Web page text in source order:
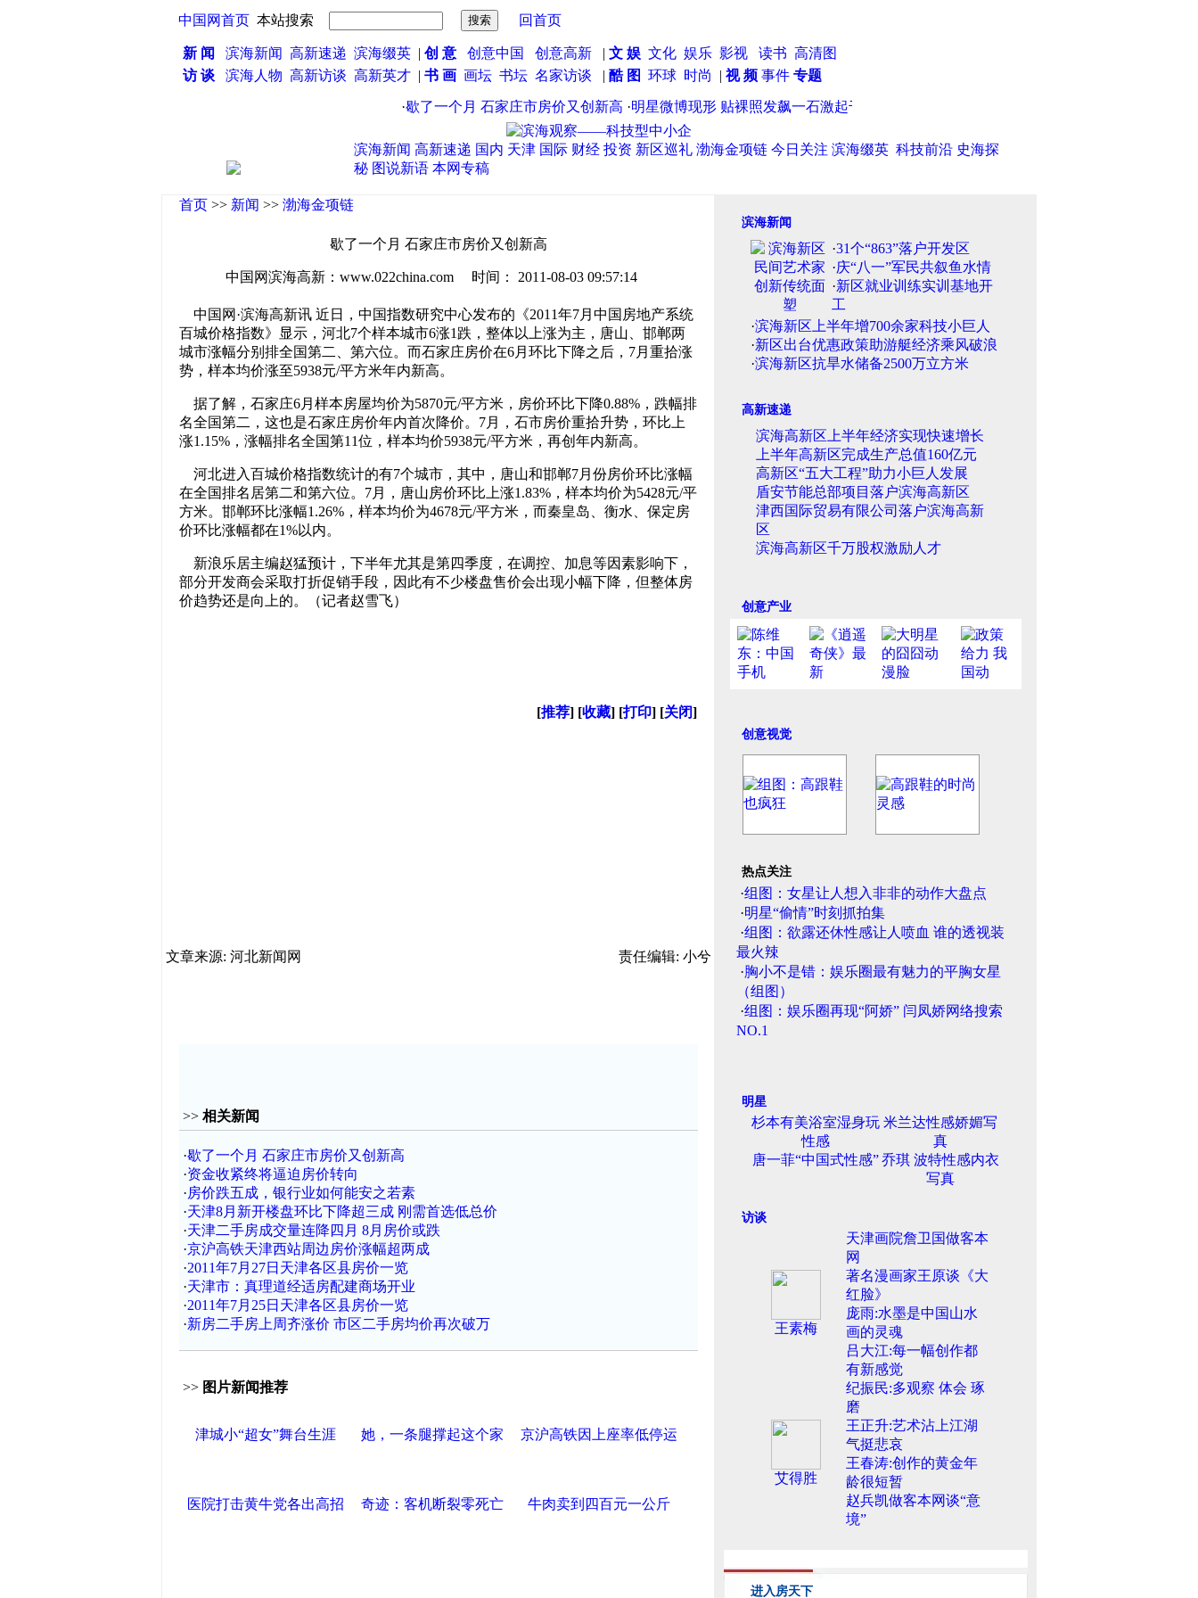
中国网首页 本站搜索 回首页
新 闻 滨海新闻 高新速递 滨海缀英| 创 意 创意中国 创意高新 | 文 娱 文化 娱乐 影视 读书 高清图
访 谈
滨海人物 高新访谈 高新英才 | 书 画 画坛 书坛 名家访谈 | 酷 图 环球 时尚 | 视 频事件 专题
歇了一个月 石家庄市房价又创新高·明星微博现形 贴裸照发飙一石激起千层浪
滨海新闻 高新速递 国内 天津 国际 财经 投资 新区巡礼 渤海金项链 今日关注 滨海缀英 科技前沿 史海探
秘 图说新语 本网专稿
首页 >> 新闻 >> 渤海金项链
歇了一个月 石家庄市房价又创新高
中国网滨海高新：www.022china.com 时间： 2011-08-03 09:57:14
中国网·滨海高新讯 近日，中国指数研究中心发布的《2011年7月中国房地产系统
百城价格指数》显示，河北7个样本城市6涨1跌，整体以上涨为主，唐山、邯郸两
城市涨幅分别排全国第二、第六位。而石家庄房价在6月环比下降之后，7月重拾涨
势，样本均价涨至5938元/平方米年内新高。
据了解，石家庄6月样本房屋均价为5870元/平方米，房价环比下降0.88%，跌幅排
名全国第二，这也是石家庄房价年内首次降价。7月，石市房价重拾升势，环比上
涨1.15%，涨幅排名全国第11位，样本均价5938元/平方米，再创年内新高。
河北进入百城价格指数统计的有7个城市，其中，唐山和邯郸7月份房价环比涨幅
在全国排名居第二和第六位。7月，唐山房价环比上涨1.83%，样本均价为5428元/平
方米。邯郸环比涨幅1.26%，样本均价为4678元/平方米，而秦皇岛、衡水、保定房
价环比涨幅都在1%以内。
新浪乐居主编赵猛预计，下半年尤其是第四季度，在调控、加息等因素影响下，
部分开发商会采取打折促销手段，因此有不少楼盘售价会出现小幅下降，但整体房
价趋势还是向上的。（记者赵雪飞）
[推荐] [收藏] [打印] [关闭]
文章来源: 河北新闻网 责任编辑: 小兮
>> 相关新闻
·歇了一个月 石家庄市房价又创新高
·资金收紧终将逼迫房价转向
·房价跌五成，银行业如何能安之若素
·天津8月新开楼盘环比下降超三成 刚需首选低总价
·天津二手房成交量连降四月 8月房价或跌
·京沪高铁天津西站周边房价涨幅超两成
·2011年7月27日天津各区县房价一览
·天津市：真理道经适房配建商场开业
·2011年7月25日天津各区县房价一览
·新房二手房上周齐涨价 市区二手房均价再次破万
>> 图片新闻推荐
津城小“超女”舞台生涯 她，一条腿撑起这个家 京沪高铁因上座率低停运
医院打击黄牛党各出高招 奇迹：客机断裂零死亡 牛肉卖到四百元一公斤
滨海新闻
·31个“863”落户开发区
·庆“八一”军民共叙鱼水情
·新区就业训练实训基地开
工
·滨海新区上半年增700余家科技小巨人
·新区出台优惠政策助游艇经济乘风破浪
·滨海新区抗旱水储备2500万立方米
高新速递
滨海高新区上半年经济实现快速增长
上半年高新区完成生产总值160亿元
高新区“五大工程”助力小巨人发展
盾安节能总部项目落户滨海高新区
津西国际贸易有限公司落户滨海高新
区
滨海高新区千万股权激励人才
创意产业
创意视觉
热点关注
·组图：女星让人想入非非的动作大盘点
·明星“偷情”时刻抓拍集
·组图：欲露还休性感让人喷血 谁的透视装
最火辣
·胸小不是错：娱乐圈最有魅力的平胸女星
（组图）
·组图：娱乐圈再现“阿娇” 闫凤娇网络搜索
NO.1
明星
杉本有美浴室湿身玩
性感
米兰达性感娇媚写
真
唐一菲“中国式性感” 乔琪 波特性感内衣
写真
访谈
王素梅
天津画院詹卫国做客本
网
著名漫画家王原谈《大
红脸》
庞雨:水墨是中国山水
画的灵魂
吕大江:每一幅创作都
有新感觉
艾得胜
纪振民:多观察 体会 琢
磨
王正升:艺术沾上江湖
气挺悲哀
王春涛:创作的黄金年
龄很短暂
赵兵凯做客本网谈“意
境”